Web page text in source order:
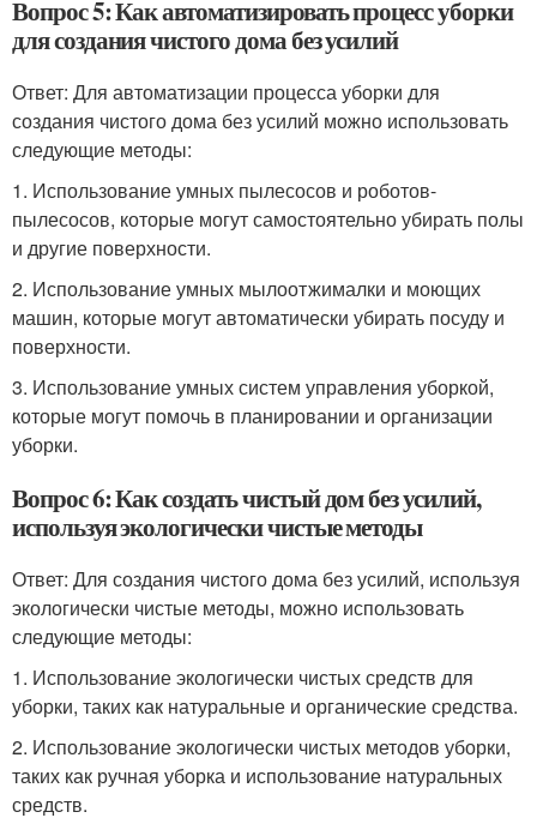
Вопрос 5: Как автоматизировать процесс уборки
для создания чистого дома без усилий
Ответ: Для автоматизации процесса уборки для
создания чистого дома без усилий можно использовать
следующие методы:
1. Использование умных пылесосов и роботов-
пылесосов, которые могут самостоятельно убирать полы
и другие поверхности.
2. Использование умных мылоотжималки и моющих
машин, которые могут автоматически убирать посуду и
поверхности.
3. Использование умных систем управления уборкой,
которые могут помочь в планировании и организации
уборки.
Вопрос 6: Как создать чистый дом без усилий,
используя экологически чистые методы
Ответ: Для создания чистого дома без усилий, используя
экологически чистые методы, можно использовать
следующие методы:
1. Использование экологически чистых средств для
уборки, таких как натуральные и органические средства.
2. Использование экологически чистых методов уборки,
таких как ручная уборка и использование натуральных
средств.